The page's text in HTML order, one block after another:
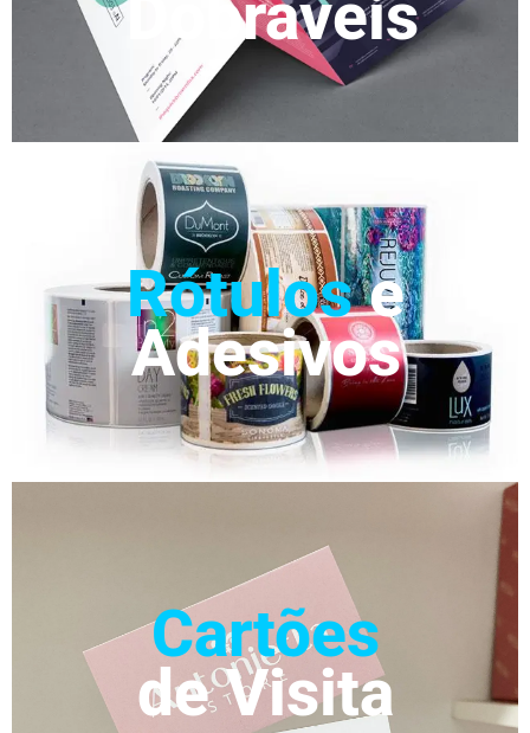
Dobraveis
Rótulose
Adesivos
Cartões
de Visita